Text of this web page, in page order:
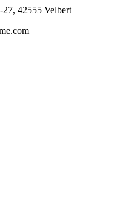
27, 42555 Velbert